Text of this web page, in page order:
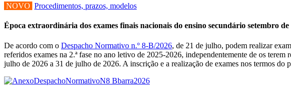
NOVO Procedimentos, prazos, modelos
Época extraordinária dos exames finais nacionais do ensino secundário setembro de
De acordo com o Despacho Normativo n.º 8-B/2026, de 21 de julho, podem realizar
referidos exames na 2.ª fase no ano letivo de 2025-2026, independentemente de os
julho de 2026 a 31 de julho de 2026. A inscrição e a realização de exames nos termos